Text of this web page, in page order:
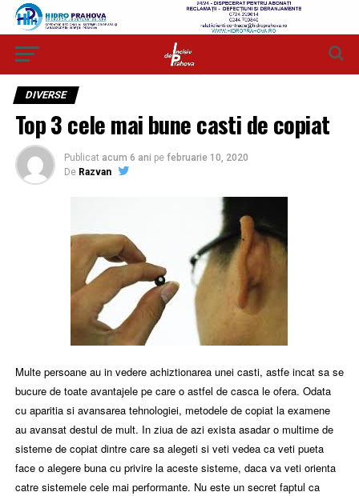
DIVERSE
Top 3 cele mai bune casti de copiat
Publicat acum 6 ani pe februarie 10, 2020
De Razvan
Multe persoane au in vedere achiztionarea unei casti, astfe incat sa se
bucure de toate avantajele pe care o astfel de casca le ofera. Odata
cu aparitia si avansarea tehnologiei, metodele de copiat la examene
au avansat destul de mult. In ziua de azi exista asadar o multime de
sisteme de copiat dintre care sa alegeti si veti vedea ca veti pueta
face o alegere buna cu privire la aceste sisteme, daca va veti orienta
catre sistemele cele mai performante. Nu este un secret faptul ca